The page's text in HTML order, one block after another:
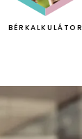
BÉRKALKULÁTOR